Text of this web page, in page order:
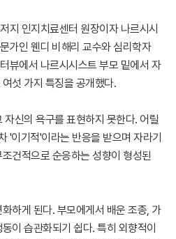
지 인지치료센터 원장이자 나르시시
가인 웬디 비해리 교수와 심리학자
뷰에서 나르시시스트 부모 밑에서 자
섯 가지 특징을 공개했다.
신의 욕구를 표현하지 못한다. 어릴
'이기적'이라는 반응을 받으며 자라기
건적으로 순응하는 성향이 형성된
하게 된다. 부모에게서 배운 조종, 가
이 습관화되기 쉽다. 특히 외향적이